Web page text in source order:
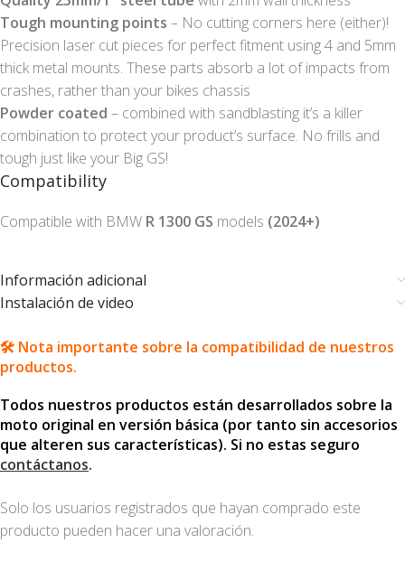
Tough mounting points – No cutting corners here (either)!
Precision laser cut pieces for perfect fitment using 4 and 5mm
thick metal mounts. These parts absorb a lot of impacts from
crashes, rather than your bikes chassis
Powder coated – combined with sandblasting it’s a killer
combination to protect your product’s surface. No frills and
tough just like your Big GS!
Compatibility
Compatible with BMW R 1300 GS models (2024+)
Información adicional
Instalación de video
🛠️ Nota importante sobre la compatibilidad de nuestros
productos.
Todos nuestros productos están desarrollados sobre la
moto original en versión básica (por tanto sin accesorios
que alteren sus características). Si no estas seguro
contáctanos.
Solo los usuarios registrados que hayan comprado este
producto pueden hacer una valoración.